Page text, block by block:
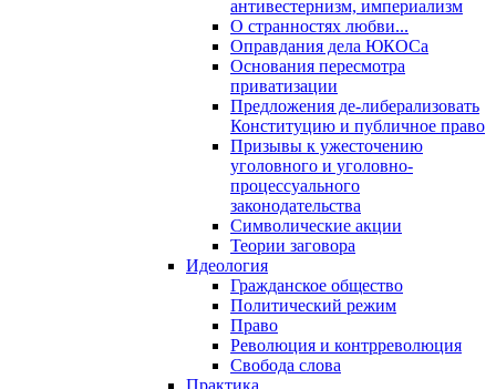
антивестернизм, империализм
О странностях любви...
Оправдания дела ЮКОСа
Основания пересмотра
приватизации
Предложения де-либерализовать
Конституцию и публичное право
Призывы к ужесточению
уголовного и уголовно-
процессуального
законодательства
Символические акции
Теории заговора
Идеология
Гражданское общество
Политический режим
Право
Революция и контрреволюция
Свобода слова
Практика